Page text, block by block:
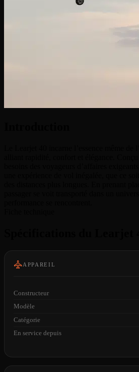
APPAREIL
Constructeur
Modèle
Catégorie
En service depuis